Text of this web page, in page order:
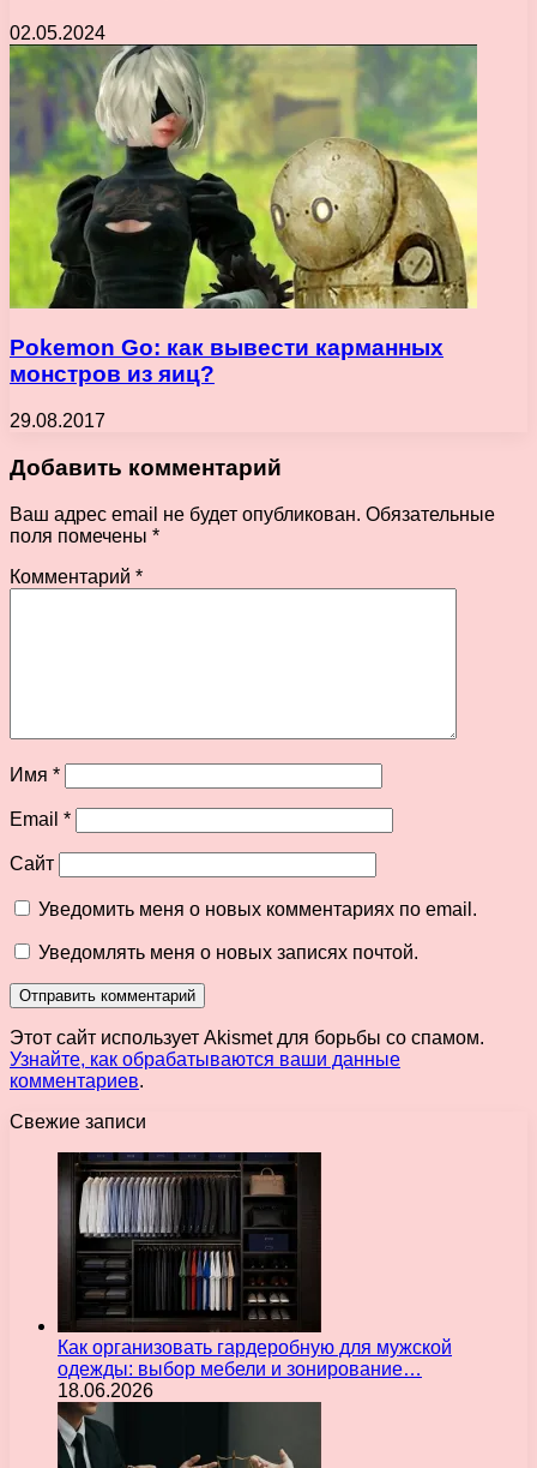
02.05.2024
Pokemon Go: как вывести карманных
монстров из яиц?
29.08.2017
Добавить комментарий
Ваш адрес email не будет опубликован. Обязательные
поля помечены *
Комментарий *
Имя *
Email *
Сайт
Уведомить меня о новых комментариях по email.
Уведомлять меня о новых записях почтой.
Этот сайт использует Akismet для борьбы со спамом.
Узнайте, как обрабатываются ваши данные
комментариев.
Свежие записи
Как организовать гардеробную для мужской
одежды: выбор мебели и зонирование…
18.06.2026